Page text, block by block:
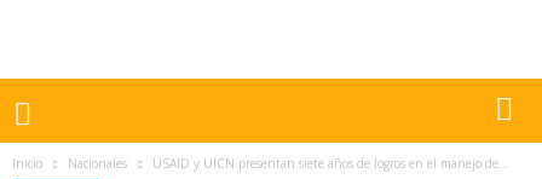
Inicio Nacionales USAID y UICN presentan siete años de logros en el manejo de...